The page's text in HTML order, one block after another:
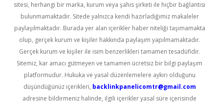
sitesi, herhangi bir marka, kurum veya şahıs şirketi ile hiçbir bağlantısı
bulunmamaktadır. Sitede yalnızca kendi hazırladığımız makaleler
paylaşılmaktadır. Burada yer alan içerikler haber niteliği taşımamakta
olup, gerçek kurum ve kişiler hakkında paylaşım yapılmamaktadır.
Gerçek kurum ve kişiler ile isim benzerlikleri tamamen tesadüfidir.
Sitemiz, kar amacı gütmeyen ve tamamen ücretsiz bir bilgi paylaşım
platformudur. Hukuka ve yasal düzenlemelere aykırı olduğunu
düşündüğünüz içerikleri, backlinkpanelicomtr@gmail.com
adresine bildirmeniz halinde, ilgili içerikler yasal süre içerisinde